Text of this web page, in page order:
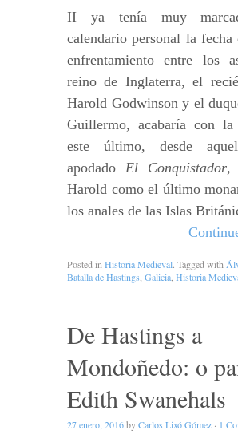
II ya tenía muy
calendario personal la
enfrentamiento entre los
reino de Inglaterra, el
Harold Godwinson y el
Guillermo, acabaría con
este último, desde
apodado El Conquistador,
Harold como el último
los anales de las Islas
Posted in Historia Medieval. Tagged with
Batalla de Hastings Galicia Historia
De Hastings a
Mondoñedo: o
Edith Swanehals
27 enero, 2016byCarlos Lixó Gómez · 1